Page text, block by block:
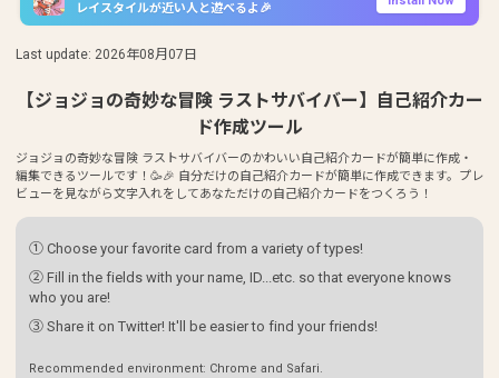
レイスタイルが近い人と遊べるよ🎉
Last update: 2026年08月07日
【ジョジョの奇妙な冒険 ラストサバイバー】自己紹介カー
ド作成ツール
ジョジョの奇妙な冒険 ラストサバイバーのかわいい自己紹介カードが簡単に作成・
編集できるツールです！🥳🎉 自分だけの自己紹介カードが簡単に作成できます。プレ
ビューを見ながら文字入れをしてあなただけの自己紹介カードをつくろう！
① Choose your favorite card from a variety of types!
② Fill in the fields with your name, ID...etc. so that everyone knows
who you are!
③ Share it on Twitter! It'll be easier to find your friends!
Recommended environment: Chrome and Safari.